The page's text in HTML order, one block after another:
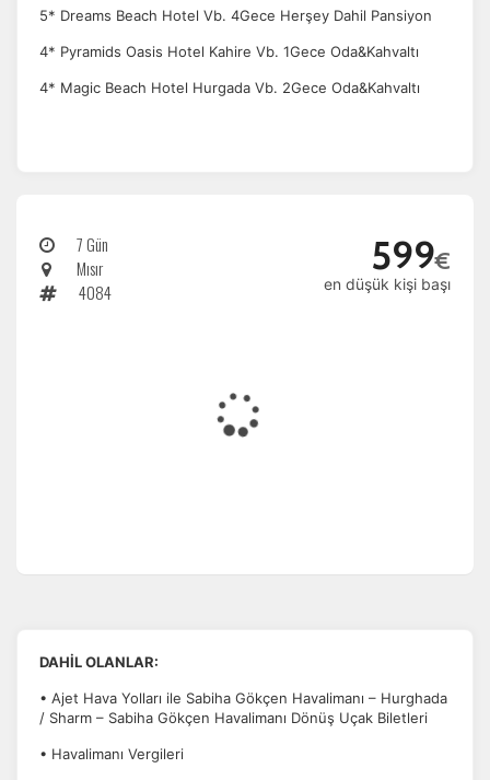
5* Dreams Beach Hotel Vb. 4Gece Herşey Dahil Pansiyon
4* Pyramids Oasis Hotel Kahire Vb. 1Gece Oda&Kahvaltı
4* Magic Beach Hotel Hurgada Vb. 2Gece Oda&Kahvaltı
7 Gün
Mısır
4084
599€
en düşük kişi başı
DAHİL OLANLAR:
• Ajet Hava Yolları ile Sabiha Gökçen Havalimanı – Hurghada
/ Sharm – Sabiha Gökçen Havalimanı Dönüş Uçak Biletleri
• Havalimanı Vergileri